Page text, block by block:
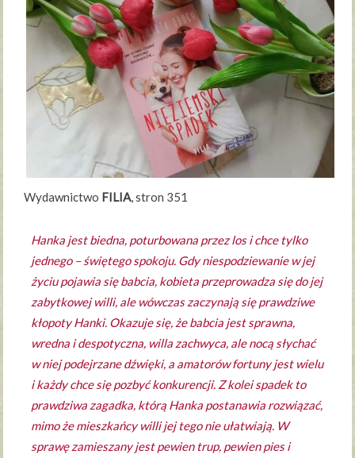
Wydawnictwo FILIA, stron 351
Hanka jest biedna, poturbowana przez los i chce tylko
jednego – świętego spokoju. Gdy niespodziewanie w jej
życiu pojawia się babcia, kobieta przeprowadza się do jej
zabytkowej willi, ale wówczas zaczynają się prawdziwe
kłopoty Hanki. Okazuje się, że babcia jest sprawna,
wredna i despotyczna, willa zachwyca, ale nocą słychać
w niej podejrzane dźwięki, a amatorów fortuny jest wielu
i każdy chce się pozbyć konkurencji. Z kolei spadek to
prawdziwa zagadka, którą Hanka postanawia rozwiązać,
mimo że mieszkańcy willi jej tego nie ułatwiają. W
sprawę zamieszany jest pewien trup, pewien pies i